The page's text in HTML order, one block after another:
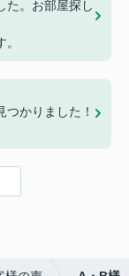
た。お部屋探し
かりました！